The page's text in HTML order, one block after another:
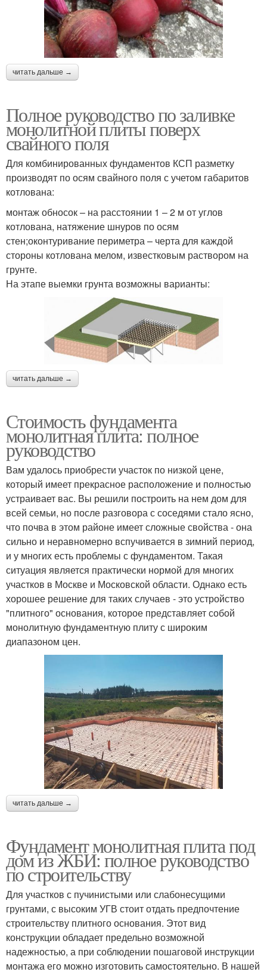
читать дальше →
Полное руководство по заливке
монолитной плиты поверх
свайного поля
Для комбинированных фундаментов КСП разметку
производят по осям свайного поля с учетом габаритов
котлована:
монтаж обносок – на расстоянии 1 – 2 м от углов
котлована, натяжение шнуров по осям
стен;оконтуривание периметра – черта для каждой
стороны котлована мелом, известковым раствором на
грунте.
На этапе выемки грунта возможны варианты:
читать дальше →
Стоимость фундамента
монолитная плита: полное
руководство
Вам удалось приобрести участок по низкой цене,
который имеет прекрасное расположение и полностью
устраивает вас. Вы решили построить на нем дом для
всей семьи, но после разговора с соседями стало ясно,
что почва в этом районе имеет сложные свойства - она
сильно и неравномерно вспучивается в зимний период,
и у многих есть проблемы с фундаментом. Такая
ситуация является практически нормой для многих
участков в Москве и Московской области. Однако есть
хорошее решение для таких случаев - это устройство
"плитного" основания, которое представляет собой
монолитную фундаментную плиту с широким
диапазоном цен.
читать дальше →
Фундамент монолитная плита под
дом из ЖБИ: полное руководство
по строительству
Для участков с пучинистыми или слабонесущими
грунтами, с высоким УГВ стоит отдать предпочтение
строительству плитного основания. Этот вид
конструкции обладает предельно возможной
надежностью, а при соблюдении пошаговой инструкции
монтажа его можно изготовить самостоятельно. В нашей